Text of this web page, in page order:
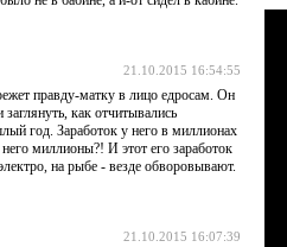
21.10.2015 16:54:55
правду-матку в лицо едросам. Он
как отчитывались
год. Заработок у него в миллионах
миллионы?! И этот его заработок
на рыбе - везде обворовывают.
21.10.2015 16:07:39